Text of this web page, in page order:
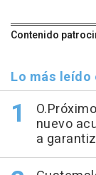
Contenido
Lo más
nuevo
a